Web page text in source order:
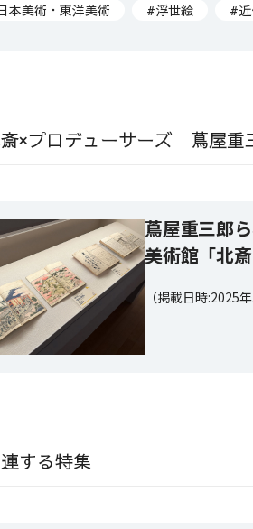
本美術・東洋美術 #浮世絵 #
×プロデューサーズ 蔦屋重
蔦屋重三郎
美術館「北
（掲載日時:2025
する特集